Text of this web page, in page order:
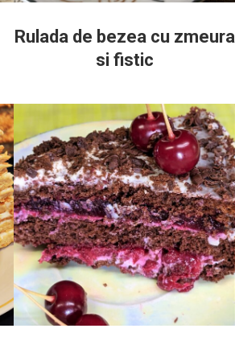
Rulada de bezea cu zmeura
si fistic